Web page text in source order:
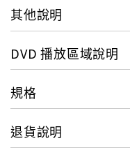
其他說明
DVD 播放區域說明
規格
退貨說明